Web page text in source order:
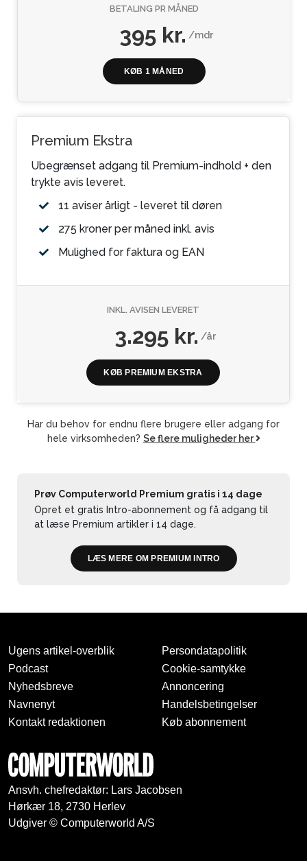
BETALING PR MÅNED
395 kr./mdr
KØB 1 MÅNED
Premium Ekstra
Ubegrænset adgang til Premium-indhold + den
trykte avis leveret.
11 aviser årligt - leveret til døren
275 kroner per måned inkl. avis
Mulighed for faktura og EAN
INKL. AVISEN LEVERET
3.295 kr./år
KØB PREMIUM EKSTRA
Har du behov for endnu flere brugere eller adgang for
hele virksomheden? Se flere muligheder her
Prøv Computerworld Premium gratis i 14 dage
Opret et gratis Intro-abonnement og få adgang til
at læse Premium artikler i 14 dage.
LÆS MERE OM PREMIUM INTRO
Ugens artikel-overblik
Podcast
Nyhedsbreve
Navnenyt
Kontakt redaktionen
Persondatapolitik
Cookie-samtykke
Annoncering
Handelsbetingelser
Køb abonnement
Ansvh. chefredaktør: Lars Jacobsen
Hørkær 18, 2730 Herlev
Udgiver © Computerworld A/S